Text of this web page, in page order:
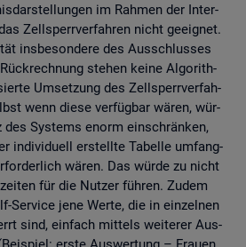
im Rah­men der In­ter­
Zell­sperr­ver­fah­ren nicht ge­eig­net.
ins­be­son­de­re des Aus­schlus­ses
ste­hen keine Al­go­rith­
Um­set­zung des Zell­sperr­ver­fah­
wenn diese ver­füg­bar wären, wür­
Sys­tems enorm ein­schrän­ken,
in­di­vi­du­ell er­stell­te Ta­bel­le um­fang­
wären. Das würde zu nicht
für die Nut­zer füh­ren. Zudem
Ser­vice jene Werte, die in ein­zel­nen
sind, ein­fach mit­tels wei­te­rer Aus­